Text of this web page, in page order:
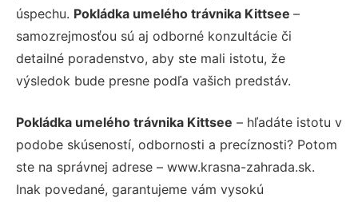
úspechu. Pokládka umelého trávnika Kittsee –
samozrejmosťou sú aj odborné konzultácie či
detailné poradenstvo, aby ste mali istotu, že
výsledok bude presne podľa vašich predstáv.
Pokládka umelého trávnika Kittsee – hľadáte istotu v
podobe skúseností, odbornosti a precíznosti? Potom
ste na správnej adrese – www.krasna-zahrada.sk.
Inak povedané, garantujeme vám vysokú